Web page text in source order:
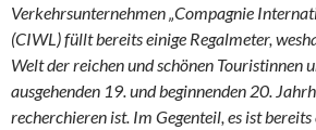
Verkehrsunternehmen „Compagnie
(CIWL) füllt bereits einige Regalmeter,
Welt der reichen und schönen Touristinnen
ausgehenden 19. und beginnenden 20.
recherchieren ist. Im Gegenteil, es ist